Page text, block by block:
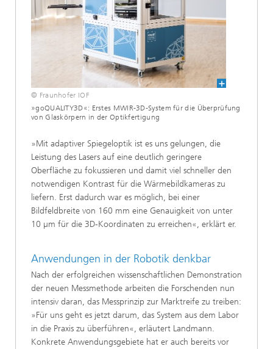
© Fraunhofer IOF
»goQUALITY3D«: Erstes MWIR-3D-System für die Überprüfung
von Glaskörpern in der Optikfertigung
»Mit adaptiver Spiegeloptik ist es uns gelungen, die
Leistung des Lasers auf eine deutlich geringere
Oberfläche zu fokussieren und damit viel schneller den
notwendigen Kontrast für die Wärmebildkameras zu
liefern. Erst dadurch war es möglich, bei einer
Bildfeldbreite von 160 mm eine Genauigkeit von unter
10 µm für die 3D-Koordinaten zu erreichen«, erklärt er.
Anwendungen in der Robotik denkbar
Nach der erfolgreichen wissenschaftlichen Demonstration
der neuen Messmethode arbeiten die Forschenden nun
intensiv daran, das Messprinzip zur Marktreife zu treiben:
»Für uns geht es jetzt darum, das System aus dem Labor
in die Praxis zu überführen«, erläutert Landmann.
Konkrete Anwendungsgebiete hat er auch bereits vor